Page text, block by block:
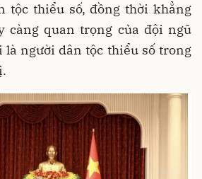
tộc thiểu số, đồng thời khẳng
càng quan trọng của đội ngũ
là người dân tộc thiểu số trong